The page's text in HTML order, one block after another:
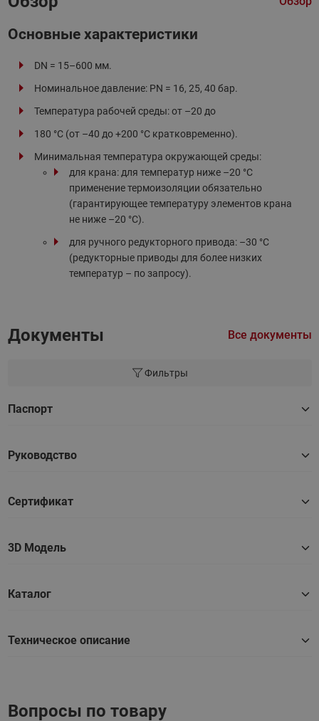
Основные характеристики
DN = 15–600 мм.
Номинальное давление: PN = 16, 25, 40 бар.
Температура рабочей среды: от –20 до
180 °C (от –40 до +200 °С кратковременно).
Минимальная температура окружающей среды:
для крана: для температур ниже –20 °С
применение термоизоляции обязательно
(гарантирующее температуру элементов крана
не ниже –20 °С).
для ручного редукторного привода: –30 °С
(редукторные приводы для более низких
температур – по запросу).
Документы Все документы
Фильтры
Паспорт
Руководство
Сертификат
3D Модель
Каталог
Техническое описание
Вопросы по товару